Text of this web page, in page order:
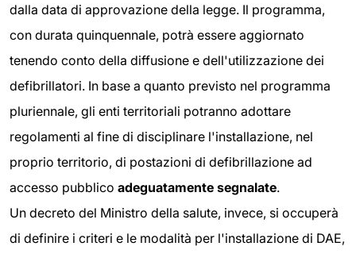
dalla data di approvazione della legge. Il programma,
con durata quinquennale, potrà essere aggiornato
tenendo conto della diffusione e dell'utilizzazione dei
defibrillatori. In base a quanto previsto nel programma
pluriennale, gli enti territoriali potranno adottare
regolamenti al fine di disciplinare l'installazione, nel
proprio territorio, di postazioni di defibrillazione ad
accesso pubblico adeguatamente segnalate.
Un decreto del Ministro della salute, invece, si occuperà
di definire i criteri e le modalità per l'installazione di DAE,